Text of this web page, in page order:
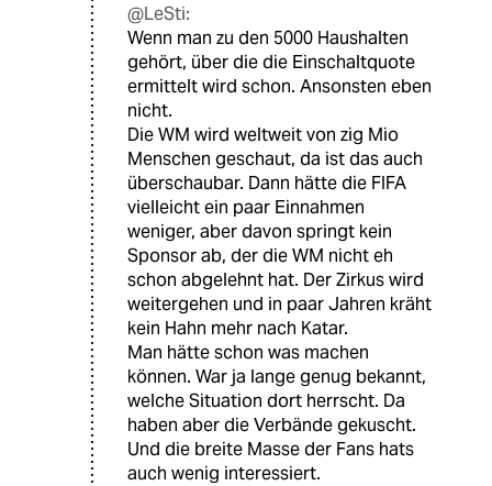
@LeSti:
Wenn man zu den 5000 Haushalten
gehört, über die die Einschaltquote
ermittelt wird schon. Ansonsten eben
nicht.
Die WM wird weltweit von zig Mio
Menschen geschaut, da ist das auch
überschaubar. Dann hätte die FIFA
vielleicht ein paar Einnahmen
weniger, aber davon springt kein
Sponsor ab, der die WM nicht eh
schon abgelehnt hat. Der Zirkus wird
weitergehen und in paar Jahren kräht
kein Hahn mehr nach Katar.
Man hätte schon was machen
können. War ja lange genug bekannt,
welche Situation dort herrscht. Da
haben aber die Verbände gekuscht.
Und die breite Masse der Fans hats
auch wenig interessiert.